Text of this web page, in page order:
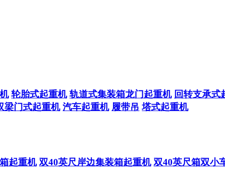
轮胎式起重机 轨道式集装箱龙门起重机 回转支承式
梁门式起重机 汽车起重机 履带吊 塔式起重机
起重机 双40英尺岸边集装箱起重机 双40英尺箱双小